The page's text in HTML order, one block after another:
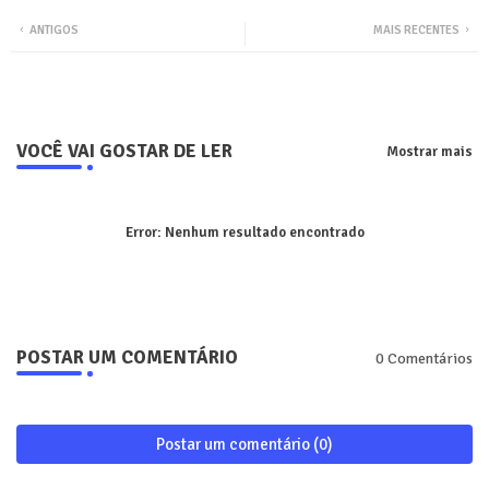
MAIS RECENTES
ANTIGOS
VOCÊ VAI GOSTAR DE LER Mostrar mais
Error: Nenhum resultado encontrado
POSTAR UM COMENTÁRIO 0 Comentários
Postar um comentário (0)